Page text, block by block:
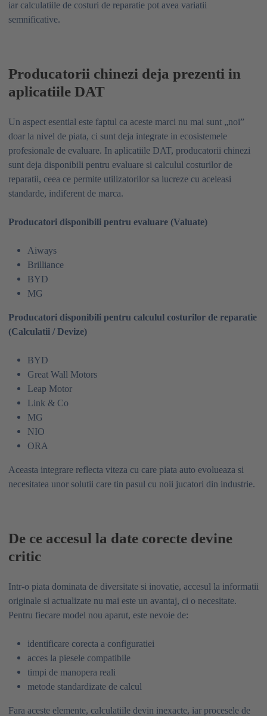
iar calculatiile de costuri de reparatie pot avea variatii
semnificative.
Producatorii chinezi deja prezenti in
aplicatiile DAT
Un aspect esential este faptul ca aceste marci nu mai sunt „noi”
doar la nivel de piata, ci sunt deja integrate in ecosistemele
profesionale de evaluare. In aplicatiile DAT, producatorii chinezi
sunt deja disponibili pentru evaluare si calculul costurilor de
reparatii, ceea ce permite utilizatorilor sa lucreze cu aceleasi
standarde, indiferent de marca.
Producatori disponibili pentru evaluare (Valuate)
Aiways
Brilliance
BYD
MG
Producatori disponibili pentru calculul costurilor de reparatie
(Calculatii / Devize)
BYD
Great Wall Motors
Leap Motor
Link & Co
MG
NIO
ORA
Aceasta integrare reflecta viteza cu care piata auto evolueaza si
necesitatea unor solutii care tin pasul cu noii jucatori din industrie.
De ce accesul la date corecte devine
critic
Intr-o piata dominata de diversitate si inovatie, accesul la informatii
originale si actualizate nu mai este un avantaj, ci o necesitate.
Pentru fiecare model nou aparut, este nevoie de:
identificare corecta a configuratiei
acces la piesele compatibile
timpi de manopera reali
metode standardizate de calcul
Fara aceste elemente, calculatiile devin inexacte, iar procesele de